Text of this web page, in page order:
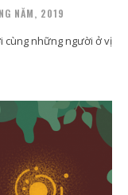
NĂM, 2019
cùng những người ở vị